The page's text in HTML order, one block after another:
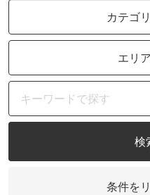
カテゴ
エリ
検
条件を